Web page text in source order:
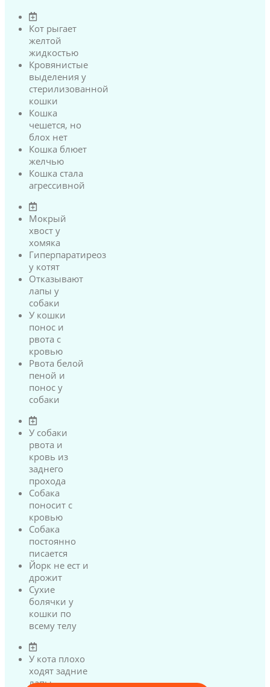
Кот рыгает
желтой
жидкостью
Кровянистые
выделения у
стерилизованной
кошки
Кошка
чешется, но
блох нет
Кошка блюет
желчью
Кошка стала
агрессивной
Мокрый
хвост у
хомяка
Гиперпаратиреоз
у котят
Отказывают
лапы у
собаки
У кошки
понос и
рвота с
кровью
Рвота белой
пеной и
понос у
собаки
У собаки
рвота и
кровь из
заднего
прохода
Собака
поносит с
кровью
Собака
постоянно
писается
Йорк не ест и
дрожит
Сухие
болячки у
кошки по
всему телу
У кота плохо
ходят задние
лапы